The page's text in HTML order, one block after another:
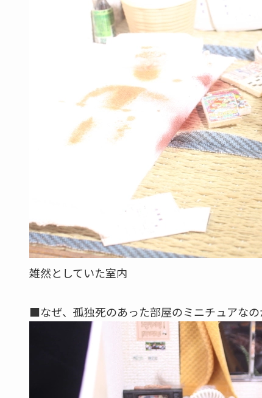
タンスの上に置いてあった遺書と保険証書
「私が死んだら娘に渡してください」
娘さんが警察から一報を受けたのはもう亡く
連絡は月に１回程度していたそうですが、数分